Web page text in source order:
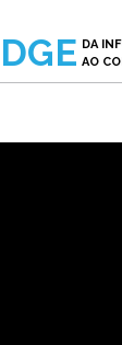
DGE DA
AO